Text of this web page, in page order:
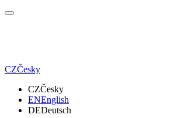
CZČesky
CZČesky
ENEnglish
DEDeutsch